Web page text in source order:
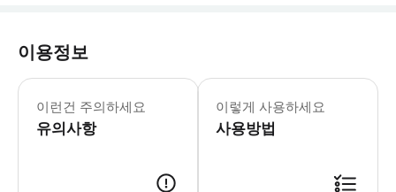
이용정보
이런건 주의하세요
유의사항
• 이메일 주소를 정확히 기재해 주시
이렇게 사용하세요
사용방법